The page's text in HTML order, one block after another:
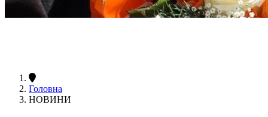
Головна
НОВИНИ